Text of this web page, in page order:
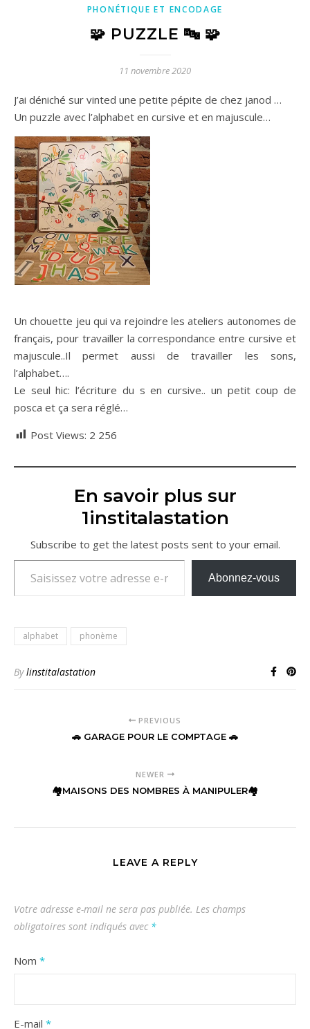
PHONÉTIQUE ET ENCODAGE
🧩 PUZZLE 🔤 🧩
11 novembre 2020
J’ai déniché sur vinted une petite pépite de chez janod …
Un puzzle avec l’alphabet en cursive et en majuscule…
Un chouette jeu qui va rejoindre les ateliers autonomes de
français, pour travailler la correspondance entre cursive et
majuscule..Il permet aussi de travailler les sons,
l’alphabet….
Le seul hic: l’écriture du s en cursive.. un petit coup de
posca et ça sera réglé…
Post Views: 2 256
En savoir plus sur
1institalastation
Subscribe to get the latest posts sent to your email.
Saisissez votre adresse e-mail…
Abonnez-vous
alphabet phonème
Bylinstitalastation
PREVIOUS
🚗 GARAGE POUR LE COMPTAGE 🚗
NEWER
🏘MAISONS DES NOMBRES À MANIPULER🏘
LEAVE A REPLY
Votre adresse e-mail ne sera pas publiée. Les champs
obligatoires sont indiqués avec *
Nom *
E-mail *